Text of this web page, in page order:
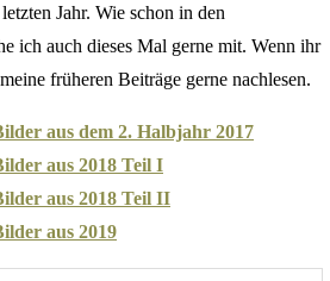
Jahr. Wie schon in den
ich auch dieses Mal gerne mit. Wenn ihr
früheren Beiträge gerne nachlesen.
aus dem 2. Halbjahr 2017
aus 2018 Teil I
aus 2018 Teil II
aus 2019